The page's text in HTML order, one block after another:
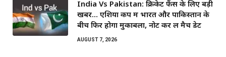
India Vs Pakistan: क्रिकेट फैंस के लिए बड़ी
खबर… एशिया कप में भारत और पाकिस्तान के
बीच फिर होगा मुकाबला, नोट कर लें मैच डेट
AUGUST 7, 2026